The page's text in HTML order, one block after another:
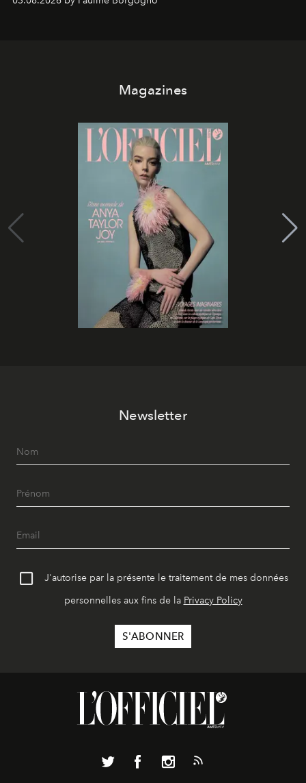
Magazines
Newsletter
J'autorise par la présente le traitement de mes données
personnelles aux fins de la Privacy Policy